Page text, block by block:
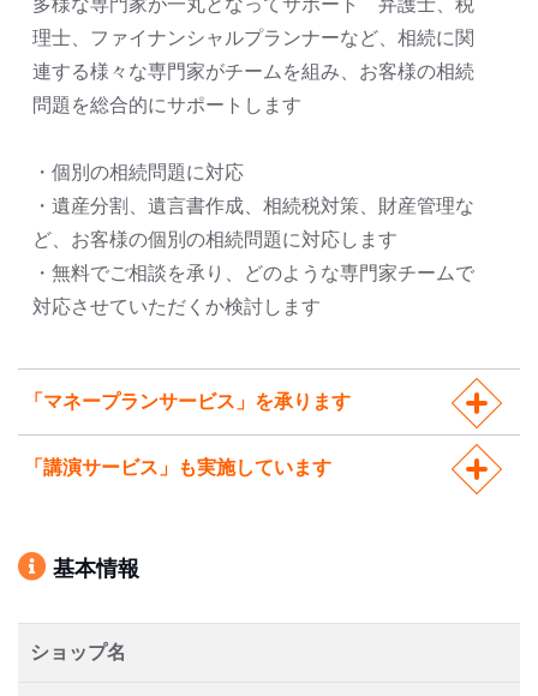
理士、ファイナンシャルプランナーなど、相続に関
連する様々な専門家がチームを組み、お客様の相続
問題を総合的にサポートします
・個別の相続問題に対応
・遺産分割、遺言書作成、相続税対策、財産管理な
ど、お客様の個別の相続問題に対応します
・無料でご相談を承り、どのような専門家チームで
対応させていただくか検討します
「マネープランサービス」を承ります
「講演サービス」も実施しています
基本情報
ショップ名